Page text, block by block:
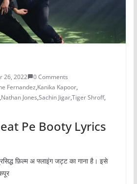
26, 2022
0 Comments
Fernandez,Kanika Kapoor,
Nathan Jones,Sachin Jigar,Tiger Shroff,
Pe Booty Lyrics
फ़िल्म अ फ्लाइंग जट्ट का गाना है। इसे